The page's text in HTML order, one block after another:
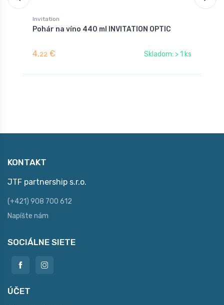
Invitation
Pohár na víno 440 ml INVITATION OPTIC
4,22 € Skladom: > 1 ks
KONTAKT
JTF partnership s.r.o.
(+421) 908 700 612
Napíšte nám
SOCIÁLNE SIETE
ÚČET